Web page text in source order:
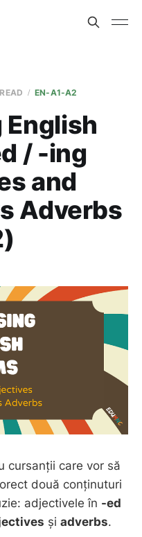
EN-A1-A2
/ -ing
and
Adverbs
cursanții care vor să
două conținuturi
adjectivele în -ed
și adverbs.